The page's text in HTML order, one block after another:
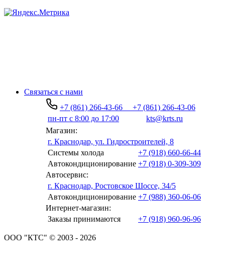
Связаться с нами
+7 (861) 266-43-66
+7 (861) 266-43-06
пн-пт с 8:00 до 17:00
kts@krts.ru
Магазин:
г. Краснодар, ул. Гидростроителей, 8
Системы холода
+7 (918) 660-66-44
Автокондиционирование +7 (918) 0-309-309
Автосервис:
г. Краснодар, Ростовское Шоссе, 34/5
Автокондиционирование +7 (988) 360-06-06
Интернет-магазин:
Заказы принимаются
+7 (918) 960-96-96
ООО "КТС" © 2003 - 2026